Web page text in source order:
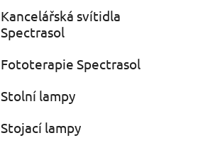
Kancelářská svítidla
Spectrasol
Fototerapie Spectrasol
Stolní lampy
Stojací lampy